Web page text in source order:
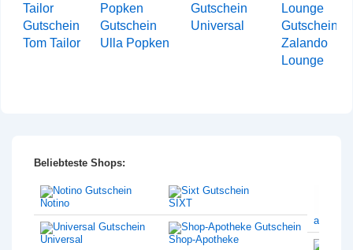
Tom Tailor Ulla Popken
Universal
Zalando
Lounge
Beliebteste Shops:
Notino
Universal
SIXT
Shop-Apotheke
amazon